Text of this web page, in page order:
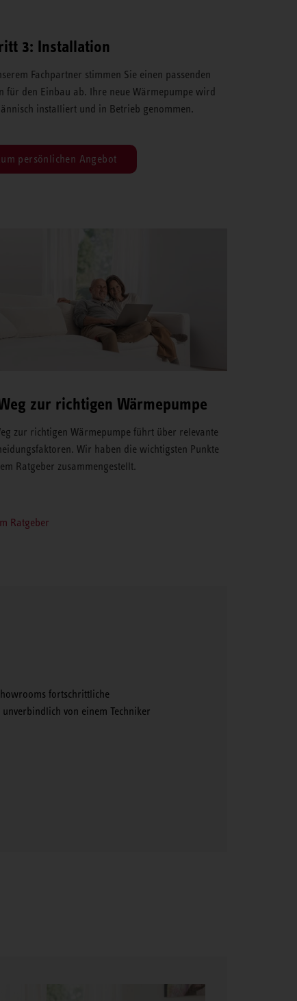
3: Installation
Fachpartner stimmen Sie einen passenden
für den Einbau ab. Ihre neue Wärmepumpe wird
installiert und in Betrieb genommen.
persönlichen Angebot
zur richtigen Wärmepumpe
zur richtigen Wärmepumpe führt über relevante
Wir haben die wichtigsten Punkte
Ratgeber zusammengestellt.
Ratgeber
fortschrittliche
von einem Techniker